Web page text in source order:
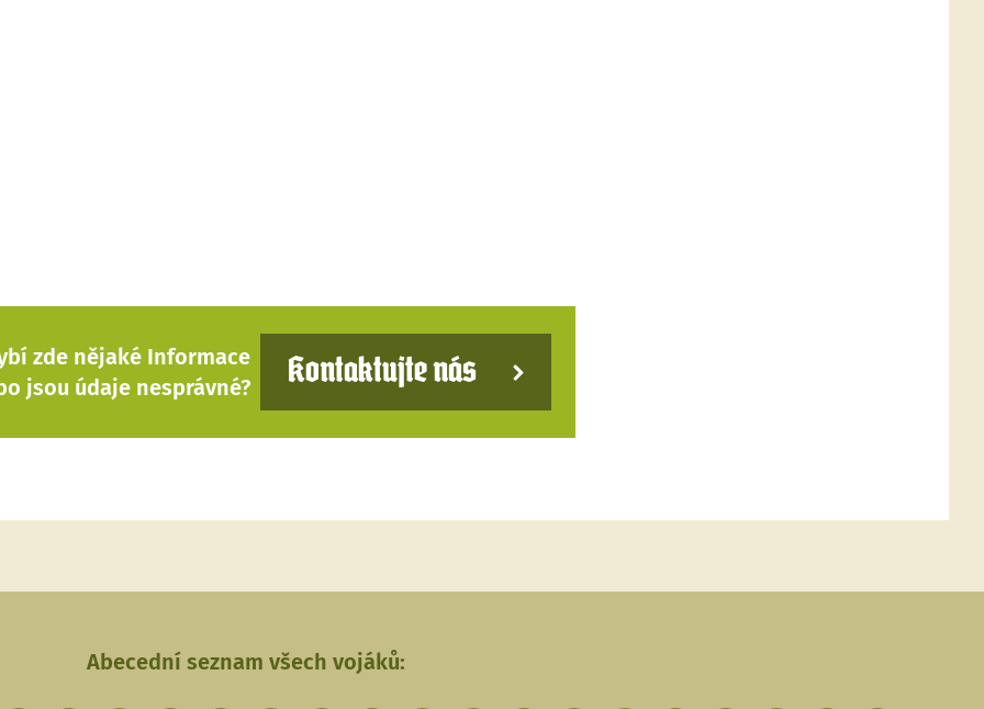
zde nějaké Informace
jsou údaje nesprávné?
Kontaktujte nás
Abecední seznam všech vojáků: